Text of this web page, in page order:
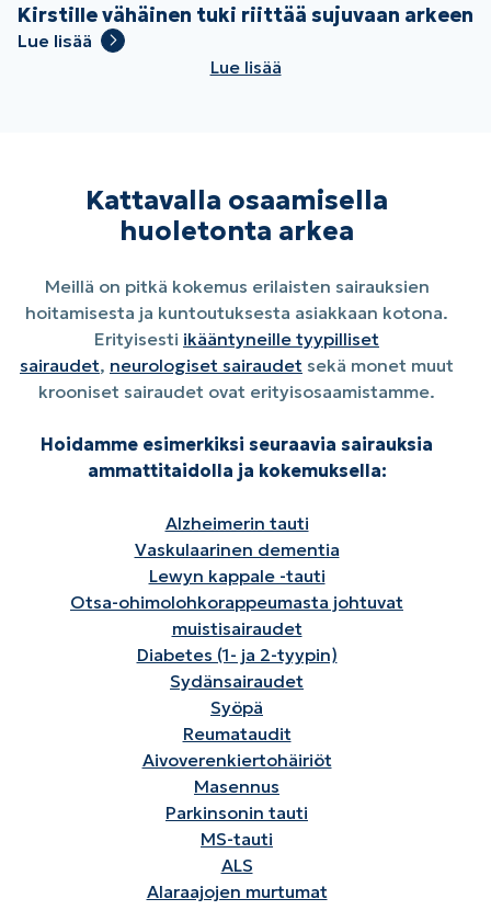
Kirstille vähäinen tuki riittää sujuvaan arkeen
Lue lisää
Lue lisää
Kattavalla osaamisella
huoletonta arkea
Meillä on pitkä kokemus erilaisten sairauksien
hoitamisesta ja kuntoutuksesta asiakkaan kotona.
Erityisesti ikääntyneille tyypilliset
sairaudet, neurologiset sairaudet sekä monet muut
krooniset sairaudet ovat erityisosaamistamme.
Hoidamme esimerkiksi seuraavia sairauksia
ammattitaidolla ja kokemuksella:
Alzheimerin tauti
Vaskulaarinen dementia
Lewyn kappale -tauti
Otsa-ohimolohkorappeumasta johtuvat
muistisairaudet
Diabetes (1- ja 2-tyypin)
Sydänsairaudet
Syöpä
Reumataudit
Aivoverenkiertohäiriöt
Masennus
Parkinsonin tauti
MS-tauti
ALS
Alaraajojen murtumat